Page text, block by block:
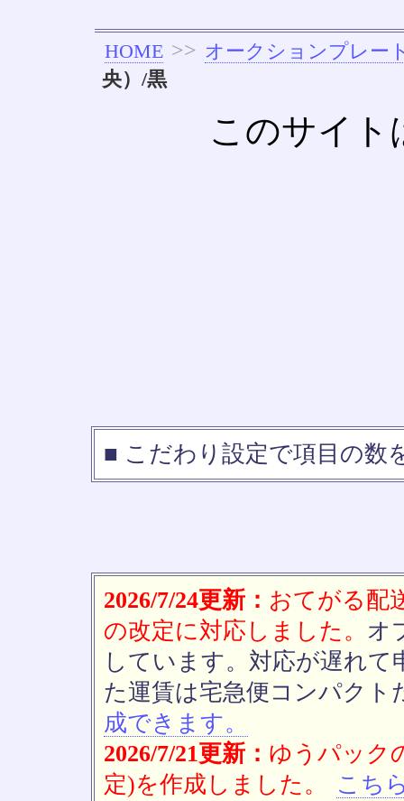
HOME >> オークションプレー
央）/黒
このサイト
■ こだわり設定で項目の数
2026/7/24更新： おてがる配
の改定に対応しました。 オ
しています。対応が遅れ
た運賃は宅急便コンパクト
成できます。
2026/7/21更新： ゆうパック
定)を作成しました。
こち